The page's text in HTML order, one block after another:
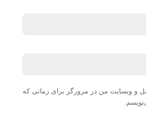
و وبسایت من در مرورگر برای زمانی که